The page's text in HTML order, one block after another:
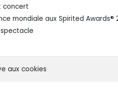
concert
mondiale aux Spirited Awards®️
spectacle
aux cookies